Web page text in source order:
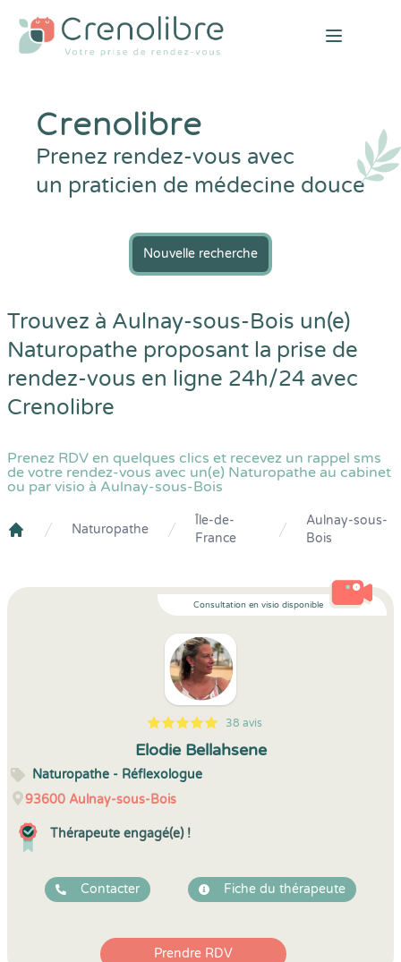
Open
Crenolibre
Prenez rendez-vous avec
un praticien de médecine douce
Nouvelle recherche
Trouvez à Aulnay-sous-Bois un(e)
Naturopathe proposant la prise de
rendez-vous en ligne 24h/24 avec
Crenolibre
Prenez RDV en quelques clics et recevez un rappel sms
de votre rendez-vous avec un(e) Naturopathe au cabinet
ou par visio à Aulnay-sous-Bois
Naturopathe
Île-de-
France
Aulnay-sous-
Bois
Consultation en visio disponible
5
1
5
38 38 avis
Elodie Bellahsene
Naturopathe - Réflexologue
93600 Aulnay-sous-Bois
Thérapeute engagé(e) !
Contacter Fiche du thérapeute
Prendre RDV